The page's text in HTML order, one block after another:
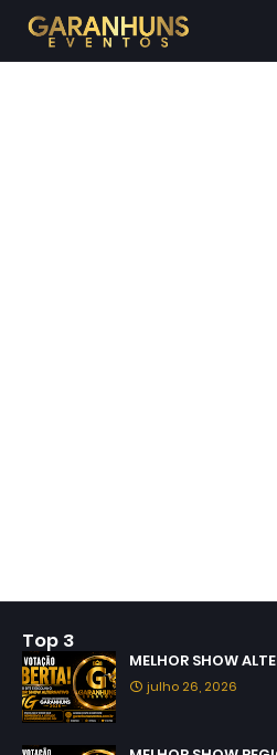
Top 3
MELHOR SHOW
julho 26, 2026